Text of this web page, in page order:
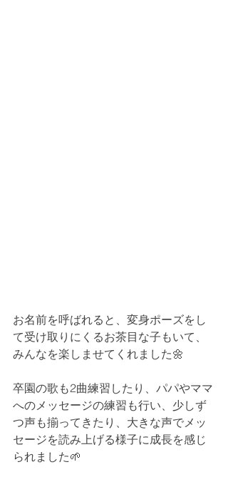
お名前を呼ばれると、変身ポーズをし
て受け取りにくるお茶目な子もいて、
みんなを楽しませてくれました🌼
卒園の歌も2曲練習したり、パパやママ
へのメッセージの練習も行い、少しず
つ声も揃ってきたり、大きな声でメッ
セージを読み上げる様子に成長を感じ
られました🌱